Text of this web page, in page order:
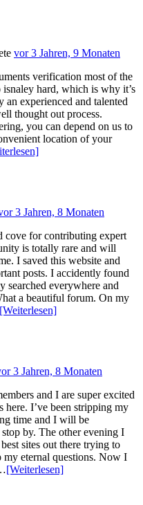
vor 3 Jahren, 9 Monaten
verification most of the
hard, which is why it’s
experienced and talented
thought out process.
you can depend on us to
location of your
3 Jahren, 8 Monaten
cove for contributing expert
is totally rare and will
I saved this website and
posts. I accidently found
searched everywhere and
a beautiful forum. On my
[Weiterlesen]
3 Jahren, 8 Monaten
and I are super excited
here. I’ve been stripping my
time and I will be
by. The other evening I
sites out there trying to
my eternal questions. Now I
[Weiterlesen]